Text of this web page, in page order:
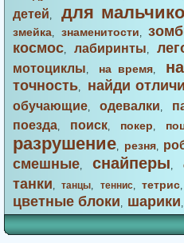
детей, для
змейка, знаменитости,
космос, лабиринты,
мотоциклы, на время,
точность, найди
обучающие, одевалки,
поезда, поиск, покер,
разрушение, резня,
смешные, снайперы,
танки,танцы, теннис,тетрис,
цветные блоки, шарики,